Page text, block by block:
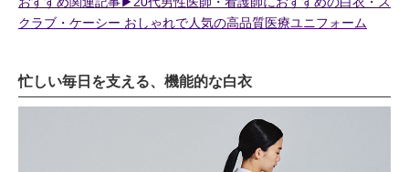
クラブ・ケーシー おしゃれで人気の高品質医療ユニフォーム
忙しい毎日を支える、機能的な白衣